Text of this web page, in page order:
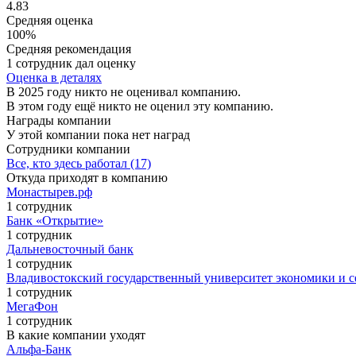
4.83
Средняя оценка
100%
Средняя рекомендация
1 сотрудник дал оценку
Оценка в деталях
В 2025 году никто не оценивал компанию.
В этом году ещё никто не оценил эту компанию.
Награды компании
У этой компании пока нет наград
Сотрудники компании
Все, кто здесь работал (17)
Откуда приходят в компанию
Монастырев.рф
1 сотрудник
Банк «Открытие»
1 сотрудник
Дальневосточный банк
1 сотрудник
Владивостокский государственный университет экономики и
1 сотрудник
МегаФон
1 сотрудник
В какие компании уходят
Альфа-Банк